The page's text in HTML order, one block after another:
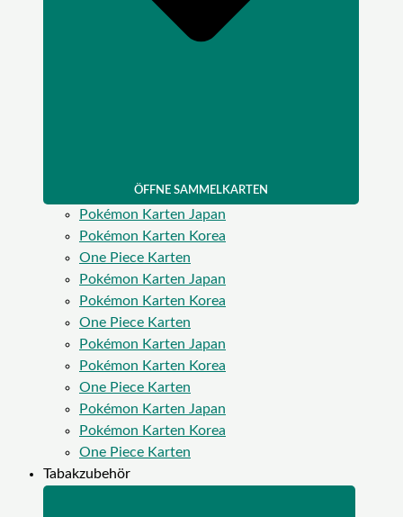
ÖFFNE SAMMELKARTEN
Pokémon Karten Japan
Pokémon Karten Korea
One Piece Karten
Pokémon Karten Japan
Pokémon Karten Korea
One Piece Karten
Pokémon Karten Japan
Pokémon Karten Korea
One Piece Karten
Pokémon Karten Japan
Pokémon Karten Korea
One Piece Karten
Tabakzubehör